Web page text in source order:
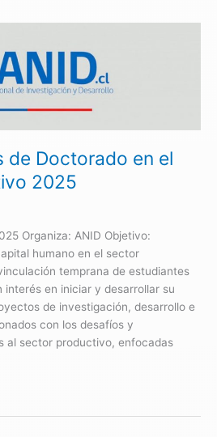
de Doctorado en el
2025
Organiza: ANID Objetivo:
humano en el sector
temprana de estudiantes
en iniciar y desarrollar su
de investigación, desarrollo e
con los desafíos y
al sector productivo, enfocadas